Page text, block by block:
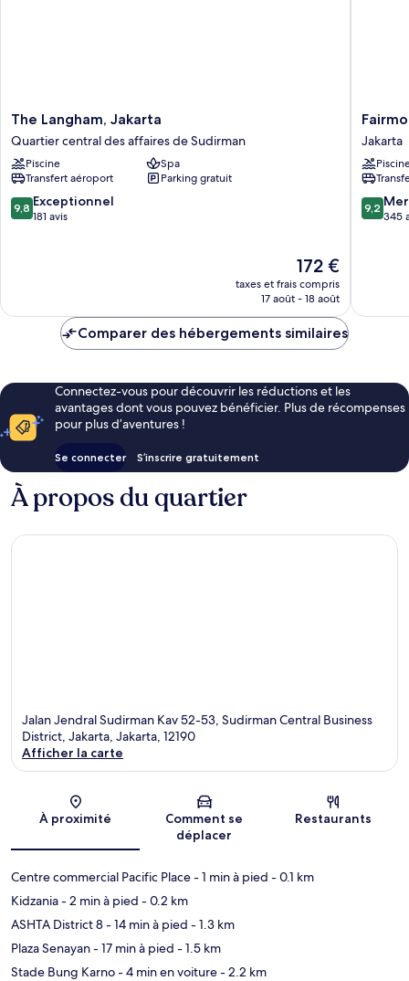
The
Langham,
Jakarta
Quartier
central
des
affaires
The Langham, Jakarta
Quartier central des affaires de Sudirman
Piscine
Spa
Transfert aéroport
Parking gratuit
9.8
sur
9,8 Exceptionnel
181 avis
Le
nouveau
prix
de
172 €
taxes et frais compris
17 août - 18 août
Jakarta
Jakarta
Jakarta
9.2
sur
9,2
345
Comparer des hébergements similaires
Connectez-vous pour découvrir les réductions et les
avantages dont vous pouvez bénéficier. Plus de récompenses
pour plus d’aventures !
Se connecter S’inscrire gratuitement
À propos du quartier
Jalan Jendral Sudirman Kav 52-53, Sudirman Central Business
District, Jakarta, Jakarta, 12190
Afficher la carte
À proximité
Comment se
déplacer
Restaurants
Centre commercial Pacific Place- 1 min à pied - 0.1 km
Kidzania- 2 min à pied - 0.2 km
ASHTA District 8- 14 min à pied - 1.3 km
Plaza Senayan- 17 min à pied - 1.5 km
Stade Bung Karno- 4 min en voiture- 2.2 km